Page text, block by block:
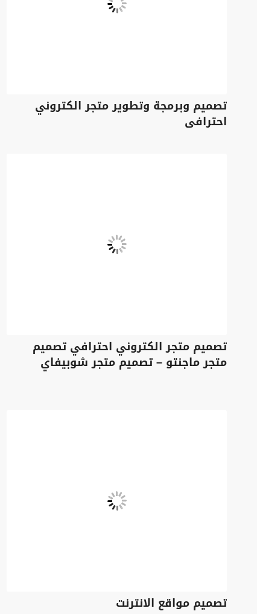
تصميم وبرمجة وتطوير متجر الكتروني
احترافى
تصميم متجر الكتروني احترافي تصميم
متجر ماجنتو – تصميم متجر شوبيفاي
تصميم مواقع الانترنت